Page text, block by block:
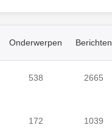
Onderwerpen Berichten
538 2665
172 1039